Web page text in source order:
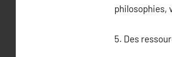
philosophies,
5. Des